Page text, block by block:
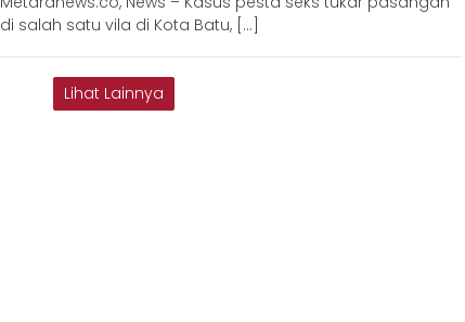
di salah satu vila di Kota Batu, […]
Lihat Lainnya